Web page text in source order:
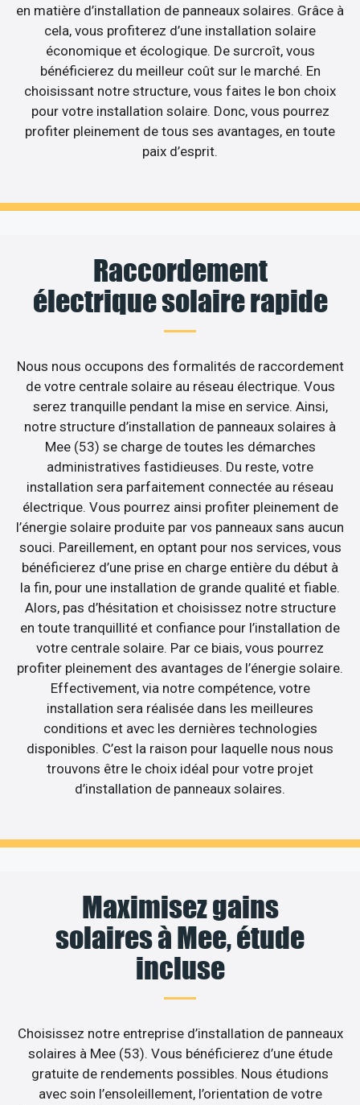
en matière d’installation de panneaux solaires. Grâce à
cela, vous profiterez d’une installation solaire
économique et écologique. De surcroît, vous
bénéficierez du meilleur coût sur le marché. En
choisissant notre structure, vous faites le bon choix
pour votre installation solaire. Donc, vous pourrez
profiter pleinement de tous ses avantages, en toute
paix d’esprit.
Raccordement
électrique solaire rapide
Nous nous occupons des formalités de raccordement
de votre centrale solaire au réseau électrique. Vous
serez tranquille pendant la mise en service. Ainsi,
notre structure d’installation de panneaux solaires à
Mee (53) se charge de toutes les démarches
administratives fastidieuses. Du reste, votre
installation sera parfaitement connectée au réseau
électrique. Vous pourrez ainsi profiter pleinement de
l’énergie solaire produite par vos panneaux sans aucun
souci. Pareillement, en optant pour nos services, vous
bénéficierez d’une prise en charge entière du début à
la fin, pour une installation de grande qualité et fiable.
Alors, pas d’hésitation et choisissez notre structure
en toute tranquillité et confiance pour l’installation de
votre centrale solaire. Par ce biais, vous pourrez
profiter pleinement des avantages de l’énergie solaire.
Effectivement, via notre compétence, votre
installation sera réalisée dans les meilleures
conditions et avec les dernières technologies
disponibles. C’est la raison pour laquelle nous nous
trouvons être le choix idéal pour votre projet
d’installation de panneaux solaires.
Maximisez gains
solaires à Mee, étude
incluse
Choisissez notre entreprise d’installation de panneaux
solaires à Mee (53). Vous bénéficierez d’une étude
gratuite de rendements possibles. Nous étudions
avec soin l’ensoleillement, l’orientation de votre